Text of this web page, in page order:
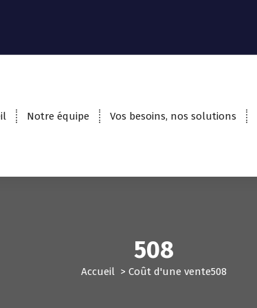
Notre équipe Vos besoins, nos solutions
508
Accueil > Coût d'une vente508